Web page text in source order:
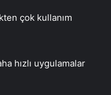
çok kullanım
hızlı uygulamalar